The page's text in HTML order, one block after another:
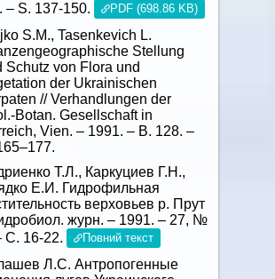
– S. 137-150.
PDF (698.86 KB)
S.M., Tasenkevich L.
Stellung
Schutz von Flora und
der Ukrainischen
// Verhandlungen der
Botan. Gesellschaft in
Vien. – 1991. – B. 128. –
Т.Л., Каркуциев Г.Н.,
Е.И. Гидрофильная
верховьев р. Прут
журн. – 1991. – 27, №
С. 16-22.
Повний текст
Л.С. Антропогенные